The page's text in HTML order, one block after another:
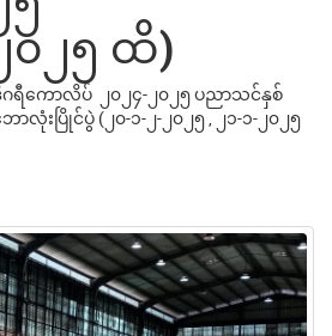
၀၂၅ ထိ)
ဂရီကောလိပ် ၂၀၂၄-၂၀၂၅ ပညာသင်နှစ်
လုံးပြိုင်ပွဲ (၂၀-၁-၂-၂၀၂၅ , ၂၁-၁-၂၀၂၅